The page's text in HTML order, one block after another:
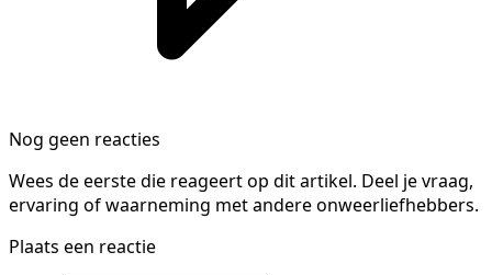
Nog geen reacties
Wees de eerste die reageert op dit artikel. Deel je vraag,
ervaring of waarneming met andere onweerliefhebbers.
Plaats een reactie